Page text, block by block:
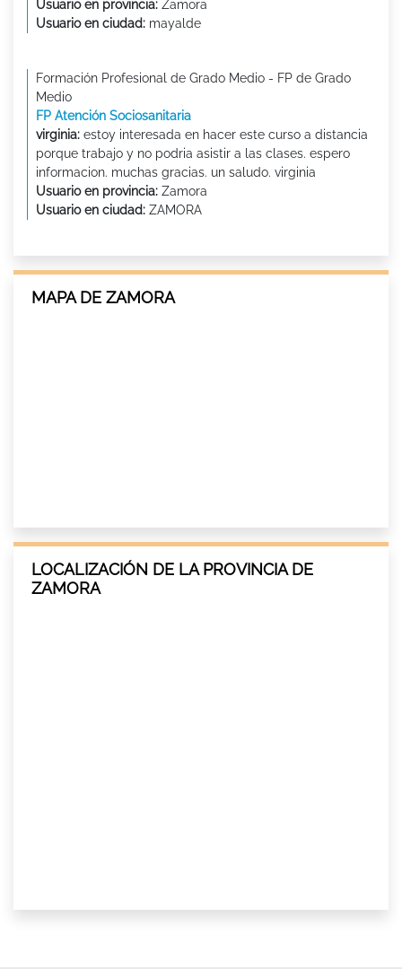
Usuario en provincia: Zamora
Usuario en ciudad: mayalde
Formación Profesional de Grado Medio - FP de Grado
Medio
FP Atención Sociosanitaria
virginia: estoy interesada en hacer este curso a distancia
porque trabajo y no podria asistir a las clases. espero
informacion. muchas gracias. un saludo. virginia
Usuario en provincia: Zamora
Usuario en ciudad: ZAMORA
MAPA DE ZAMORA
LOCALIZACIÓN DE LA PROVINCIA DE
ZAMORA